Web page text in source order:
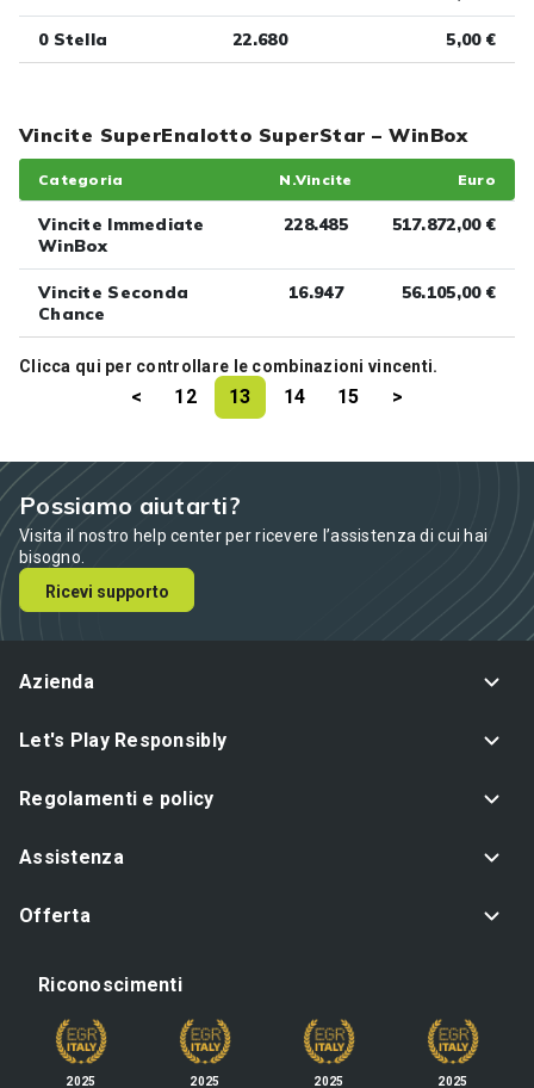
Vincite SuperEnalotto SuperStar – WinBox
Categoria N.Vincite Euro
Vincite Immediate
WinBox
228.485 517.872,00 €
Vincite Seconda
Chance
16.947 56.105,00 €
Clicca qui per controllare le combinazioni vincenti.
0 Stella 22.680 5,00 €
< 12 13 14 15 >
Possiamo aiutarti?
Visita il nostro help center per ricevere l’assistenza di cui hai
bisogno.
Ricevi supporto
Azienda
Let's Play Responsibly
Regolamenti e policy
Assistenza
Offerta
Riconoscimenti
2025 2025 2025 2025